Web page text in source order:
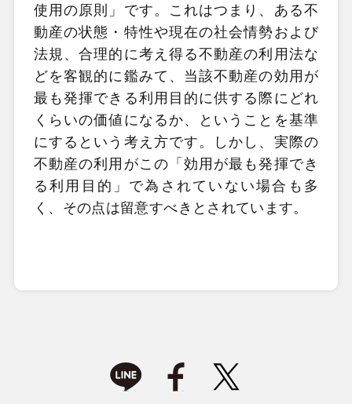
使用の原則」です。これはつまり、ある不
動産の状態・特性や現在の社会情勢および
法規、合理的に考え得る不動産の利用法な
どを客観的に鑑みて、当該不動産の効用が
最も発揮できる利用目的に供する際にどれ
くらいの価値になるか、ということを基準
にするという考え方です。しかし、実際の
不動産の利用がこの「効用が最も発揮でき
る利用目的」で為されていない場合も多
く、その点は留意すべきとされています。